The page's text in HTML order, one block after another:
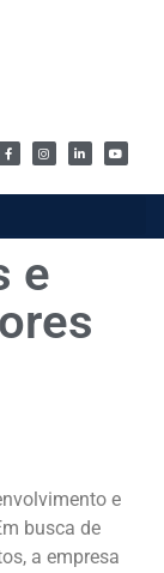
e
e
busca de
a empresa